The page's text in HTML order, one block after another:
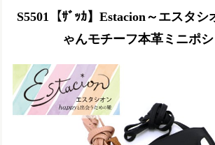
S5501【ｻﾞｯｶ】Estacion～エスタ
ゃんモチーフ本革ミニポ